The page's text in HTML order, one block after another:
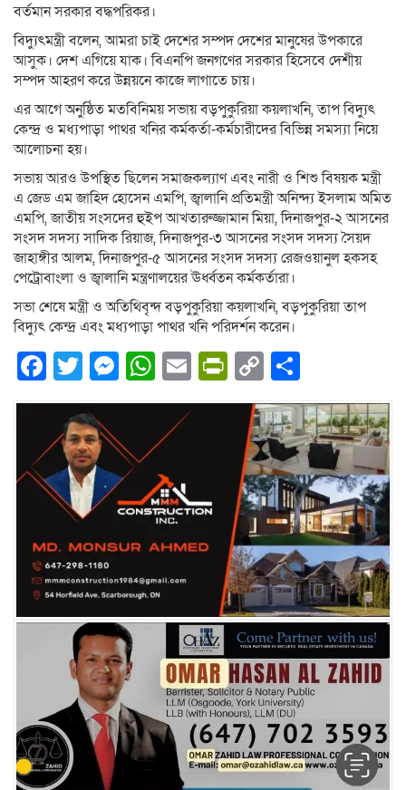
বর্তমান সরকার বদ্ধপরিকর।
বিদ্যুৎমন্ত্রী বলেন, আমরা চাই দেশের সম্পদ দেশের মানুষের উপকারে
আসুক। দেশ এগিয়ে যাক। বিএনপি জনগণের সরকার হিসেবে দেশীয়
সম্পদ আহরণ করে উন্নয়নে কাজে লাগাতে চায়।
এর আগে অনুষ্ঠিত মতবিনিময় সভায় বড়পুকুরিয়া কয়লাখনি, তাপ বিদ্যুৎ
কেন্দ্র ও মধ্যপাড়া পাথর খনির কর্মকর্তা-কর্মচারীদের বিভিন্ন সমস্যা নিয়ে
আলোচনা হয়।
সভায় আরও উপস্থিত ছিলেন সমাজকল্যাণ এবং নারী ও শিশু বিষয়ক মন্ত্রী
এ জেড এম জাহিদ হোসেন এমপি, জ্বালানি প্রতিমন্ত্রী অনিন্দ্য ইসলাম অমিত
এমপি, জাতীয় সংসদের হুইপ আখতারুজ্জামান মিয়া, দিনাজপুর-২ আসনের
সংসদ সদস্য সাদিক রিয়াজ, দিনাজপুর-৩ আসনের সংসদ সদস্য সৈয়দ
জাহাঙ্গীর আলম, দিনাজপুর-৫ আসনের সংসদ সদস্য রেজওয়ানুল হকসহ
পেট্রোবাংলা ও জ্বালানি মন্ত্রণালয়ের ঊর্ধ্বতন কর্মকর্তারা।
সভা শেষে মন্ত্রী ও অতিথিবৃন্দ বড়পুকুরিয়া কয়লাখনি, বড়পুকুরিয়া তাপ
বিদ্যুৎ কেন্দ্র এবং মধ্যপাড়া পাথর খনি পরিদর্শন করেন।
Facebook
Twitter
Messenger
WhatsApp
EmailPrintFriendly
Copy
Link